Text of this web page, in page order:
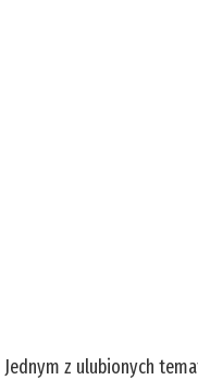
Jednym z ulubionych